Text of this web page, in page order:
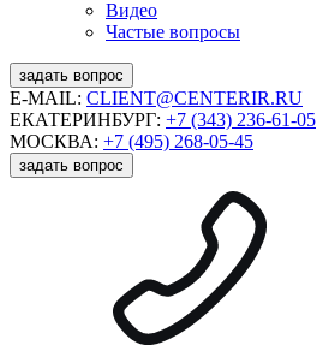
Видео
Частые вопросы
задать вопрос
E-MAIL: CLIENT@CENTERIR.RU
ЕКАТЕРИНБУРГ: +7 (343) 236-61-05
МОСКВА: +7 (495) 268-05-45
задать вопрос